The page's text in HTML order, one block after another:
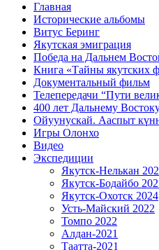
Главная
Исторические альбомы
Витус Беринг
Якутская эмиграция
Победа на Дальнем
Книга «Тайны якутских
Документальный фильм
Телепередачи “Пути
400 лет Дальнему
Ойуунускай. Ааспыт
Игры Олонхо
Видео
Экспедиции
Якутск-Нелькан
Якутск-Бодайбо
Якутск-Охотск 2024
Усть-Майский 2022
Томпо 2022
Алдан-2021
Таатта-2021